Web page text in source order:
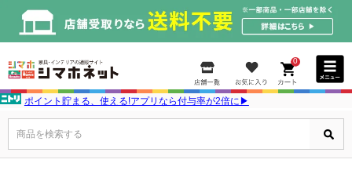
0
ポイント貯まる、使える!アプリなら付与率が2倍に▶
商品を検索する